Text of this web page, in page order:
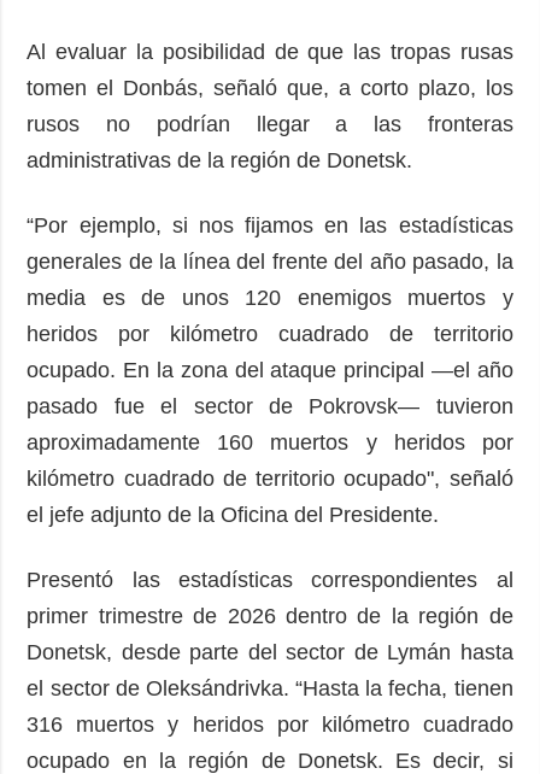
Al evaluar la posibilidad de que las tropas rusas
tomen el Donbás, señaló que, a corto plazo, los
rusos no podrían llegar a las fronteras
administrativas de la región de Donetsk.
“Por ejemplo, si nos fijamos en las estadísticas
generales de la línea del frente del año pasado, la
media es de unos 120 enemigos muertos y
heridos por kilómetro cuadrado de territorio
ocupado. En la zona del ataque principal —el año
pasado fue el sector de Pokrovsk— tuvieron
aproximadamente 160 muertos y heridos por
kilómetro cuadrado de territorio ocupado", señaló
el jefe adjunto de la Oficina del Presidente.
Presentó las estadísticas correspondientes al
primer trimestre de 2026 dentro de la región de
Donetsk, desde parte del sector de Lymán hasta
el sector de Oleksándrivka. “Hasta la fecha, tienen
316 muertos y heridos por kilómetro cuadrado
ocupado en la región de Donetsk. Es decir, si